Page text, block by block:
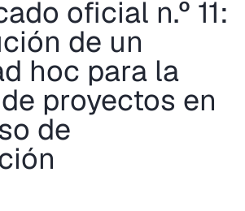
oficial n.º 11:
de un
hoc para la
proyectos en
de